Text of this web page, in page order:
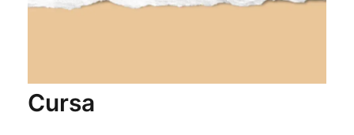
Cursa